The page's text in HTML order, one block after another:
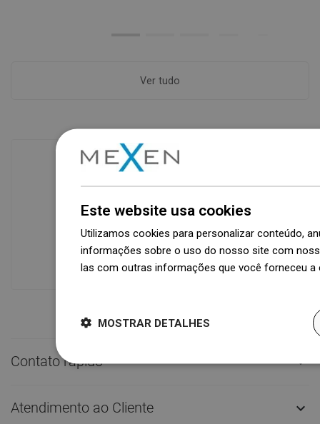
Ver tudo
Um moderno centro logístico com área
oferece mais de 1.500.000 peças de
produtos disponíveis!
Contato rápido 
Atendimento ao Cliente 
Este website usa cookies
Utilizamos cookies para personalizar conteúdo,
informações sobre o uso do nosso site com
las com outras informações que você forneceu
MOSTRAR DETALHES